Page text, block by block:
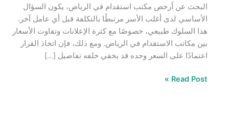
البحث عن أرخص مكتب استقدام في الرياض، يكون السؤال
الأساسي لدى أغلب الأسر مرتبطًا بالتكلفة قبل أي عامل آخر.
هذا السلوك طبيعي، خصوصًا مع كثرة الإعلانات وتفاوت الأسعار
بين مكاتب الاستقدام في الرياض. ومع ذلك، فإن اتخاذ القرار
اعتمادًا على السعر وحده قد يخفي خلفه تفاصيل […]
Read Post »